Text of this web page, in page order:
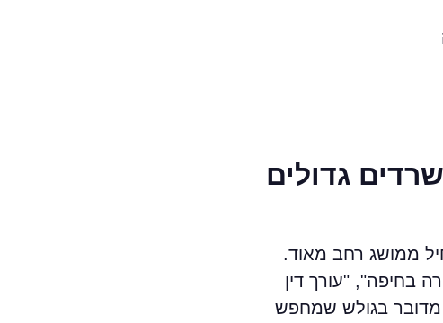
גדולים
ממושג רחב מאוד.
בחיפה", "עורך דין
מדובר בגולש שמחפש